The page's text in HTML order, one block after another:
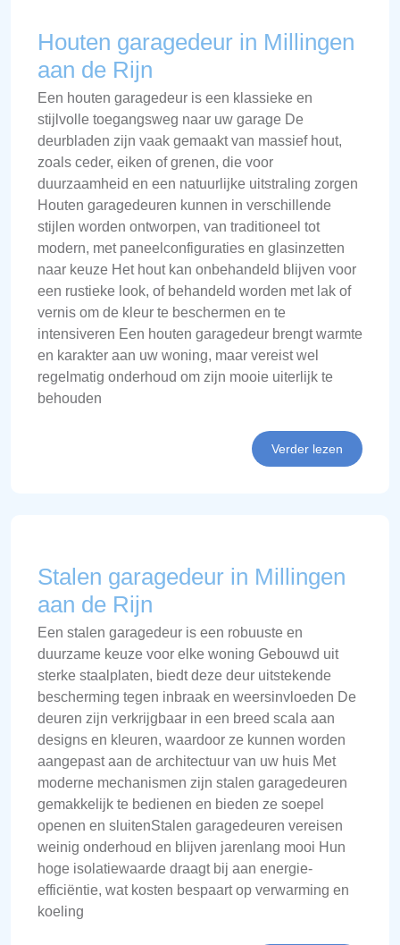
Houten garagedeur in Millingen
aan de Rijn
Een houten garagedeur is een klassieke en
stijlvolle toegangsweg naar uw garage De
deurbladen zijn vaak gemaakt van massief hout,
zoals ceder, eiken of grenen, die voor
duurzaamheid en een natuurlijke uitstraling zorgen
Houten garagedeuren kunnen in verschillende
stijlen worden ontworpen, van traditioneel tot
modern, met paneelconfiguraties en glasinzetten
naar keuze Het hout kan onbehandeld blijven voor
een rustieke look, of behandeld worden met lak of
vernis om de kleur te beschermen en te
intensiveren Een houten garagedeur brengt warmte
en karakter aan uw woning, maar vereist wel
regelmatig onderhoud om zijn mooie uiterlijk te
behouden
Verder lezen
Stalen garagedeur in Millingen
aan de Rijn
Een stalen garagedeur is een robuuste en
duurzame keuze voor elke woning Gebouwd uit
sterke staalplaten, biedt deze deur uitstekende
bescherming tegen inbraak en weersinvloeden De
deuren zijn verkrijgbaar in een breed scala aan
designs en kleuren, waardoor ze kunnen worden
aangepast aan de architectuur van uw huis Met
moderne mechanismen zijn stalen garagedeuren
gemakkelijk te bedienen en bieden ze soepel
openen en sluitenStalen garagedeuren vereisen
weinig onderhoud en blijven jarenlang mooi Hun
hoge isolatiewaarde draagt bij aan energie-
efficiëntie, wat kosten bespaart op verwarming en
koeling